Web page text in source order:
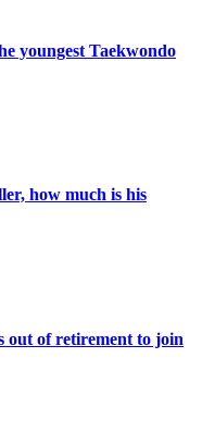
youngest Taekwondo
how much is his
out of retirement to join